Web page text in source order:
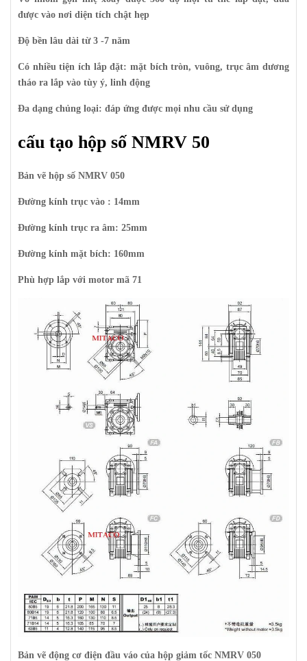
được vào nơi diện tích chật hẹp
Độ bền lâu dài từ 3 -7 năm
Có nhiều tiện ích lắp đặt: mặt bích tròn, vuông, trục âm dương
tháo ra lắp vào tùy ý, linh động
Đa dạng chủng loại: đáp ứng được mọi nhu cầu sử dụng
cấu tạo hộp số NMRV 50
Bản vẽ hộp số NMRV 050
Đường kính trục vào : 14mm
Đường kính trục ra âm: 25mm
Đường kính mặt bích: 160mm
Phù hợp lắp với motor mã 71
Bản vẽ động cơ điện đầu váo của hộp giảm tốc NMRV 050